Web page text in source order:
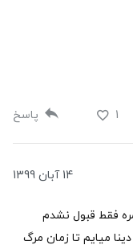
1 پاسخ
14 آبان 1399
میایم تا زمان مرگ